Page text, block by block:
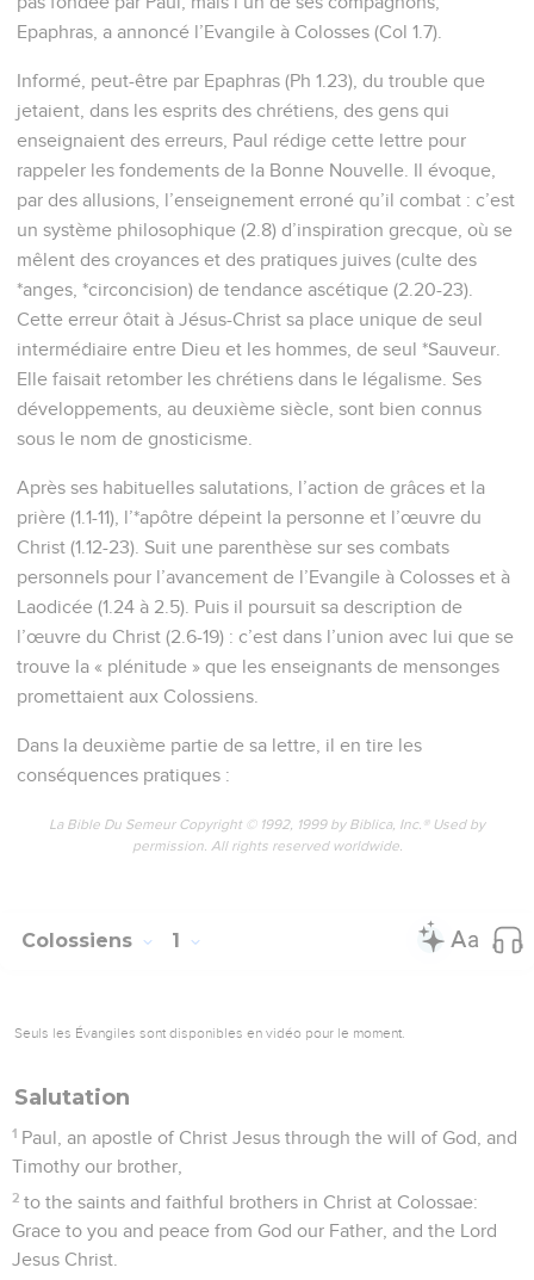
Epaphras, a annoncé l’Evangile à Colosses (Col 1.7).
Informé, peut-être par Epaphras (Ph 1.23), du trouble que
jetaient, dans les esprits des chrétiens, des gens qui
enseignaient des erreurs, Paul rédige cette lettre pour
rappeler les fondements de la Bonne Nouvelle. Il évoque,
par des allusions, l’enseignement erroné qu’il combat : c’est
un système philosophique (2.8) d’inspiration grecque, où se
mêlent des croyances et des pratiques juives (culte des
*anges, *circoncision) de tendance ascétique (2.20-23).
Cette erreur ôtait à Jésus-Christ sa place unique de seul
intermédiaire entre Dieu et les hommes, de seul *Sauveur.
Elle faisait retomber les chrétiens dans le légalisme. Ses
développements, au deuxième siècle, sont bien connus
sous le nom de gnosticisme.
Après ses habituelles salutations, l’action de grâces et la
prière (1.1-11), l’*apôtre dépeint la personne et l’œuvre du
Christ (1.12-23). Suit une parenthèse sur ses combats
personnels pour l’avancement de l’Evangile à Colosses et à
Laodicée (1.24 à 2.5). Puis il poursuit sa description de
l’œuvre du Christ (2.6-19) : c’est dans l’union avec lui que se
trouve la « plénitude » que les enseignants de mensonges
promettaient aux Colossiens.
Dans la deuxième partie de sa lettre, il en tire les
conséquences pratiques :
La Bible Du Semeur Copyright © 1992, 1999 by Biblica, Inc.® Used by
permission. All rights reserved worldwide.
Colossiens 1
Seuls les Évangiles sont disponibles en vidéo pour le moment.
Salutation
1 Paul, an apostle of Christ Jesus through the will of God, and
Timothy our brother,
2 to the saints and faithful brothers in Christ at Colossae:
Grace to you and peace from God our Father, and the Lord
Jesus Christ.